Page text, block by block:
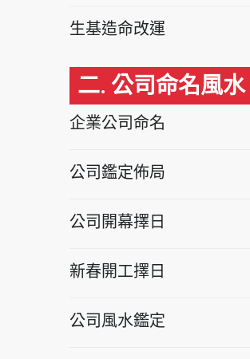
生基造命改運
二. 公司命名風水
企業公司命名
公司鑑定佈局
公司開幕擇日
新春開工擇日
公司風水鑑定